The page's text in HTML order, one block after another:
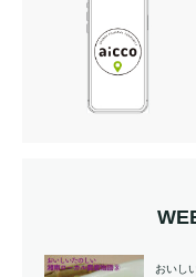
おいし